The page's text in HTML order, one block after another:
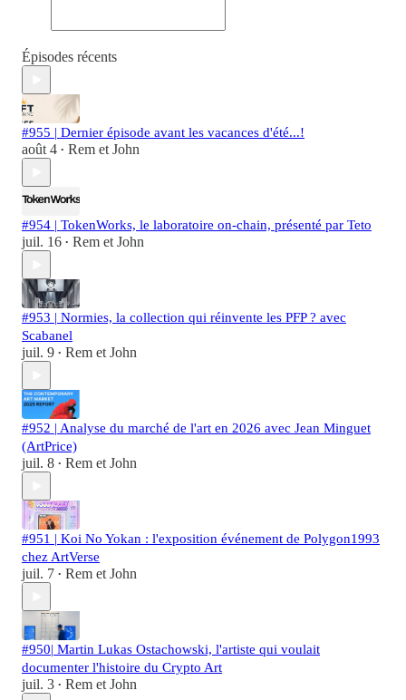
Épisodes récents
#955 | Dernier épisode avant les vacances d'été...!
août 4 • Rem et John
#954 | TokenWorks, le laboratoire on-chain, présenté par Teto
juil. 16 • Rem et John
#953 | Normies, la collection qui réinvente les PFP ? avec
Scabanel
juil. 9 • Rem et John
#952 | Analyse du marché de l'art en 2026 avec Jean Minguet
(ArtPrice)
juil. 8 • Rem et John
#951 | Koi No Yokan : l'exposition événement de Polygon1993
chez ArtVerse
juil. 7 • Rem et John
#950| Martin Lukas Ostachowski, l'artiste qui voulait
documenter l'histoire du Crypto Art
juil. 3 • Rem et John